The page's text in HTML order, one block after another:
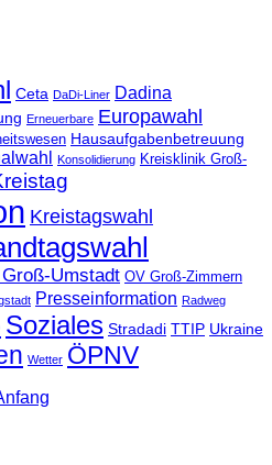
Ceta DaDi-Liner Dadina
Erneuerbare Europawahl
Hausaufgabenbetreuung
Konsolidierung Kreisklinik Groß-
Kreistagswahl
Umstadt OV Groß-Zimmern
Presseinformation Radweg
Soziales Stradadi TTIP Ukraine
Wetter ÖPNV